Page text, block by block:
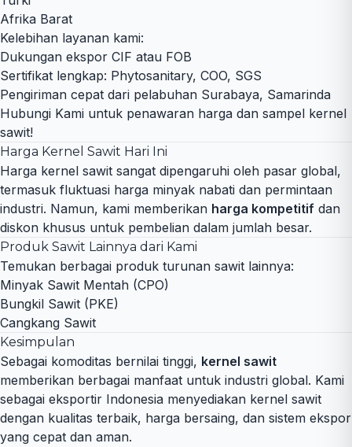
Afrika Barat
Kelebihan layanan kami:
Dukungan ekspor CIF atau FOB
Sertifikat lengkap: Phytosanitary, COO, SGS
Pengiriman cepat dari pelabuhan Surabaya, Samarinda
Hubungi Kami untuk penawaran harga dan sampel kernel
sawit!
Harga Kernel Sawit Hari Ini
Harga kernel sawit sangat dipengaruhi oleh pasar global,
termasuk fluktuasi harga minyak nabati dan permintaan
industri. Namun, kami memberikan harga kompetitif dan
diskon khusus untuk pembelian dalam jumlah besar.
Produk Sawit Lainnya dari Kami
Temukan berbagai produk turunan sawit lainnya:
Minyak Sawit Mentah (CPO)
Bungkil Sawit (PKE)
Cangkang Sawit
Kesimpulan
Sebagai komoditas bernilai tinggi, kernel sawit
memberikan berbagai manfaat untuk industri global. Kami
sebagai eksportir Indonesia menyediakan kernel sawit
dengan kualitas terbaik, harga bersaing, dan sistem ekspor
yang cepat dan aman.